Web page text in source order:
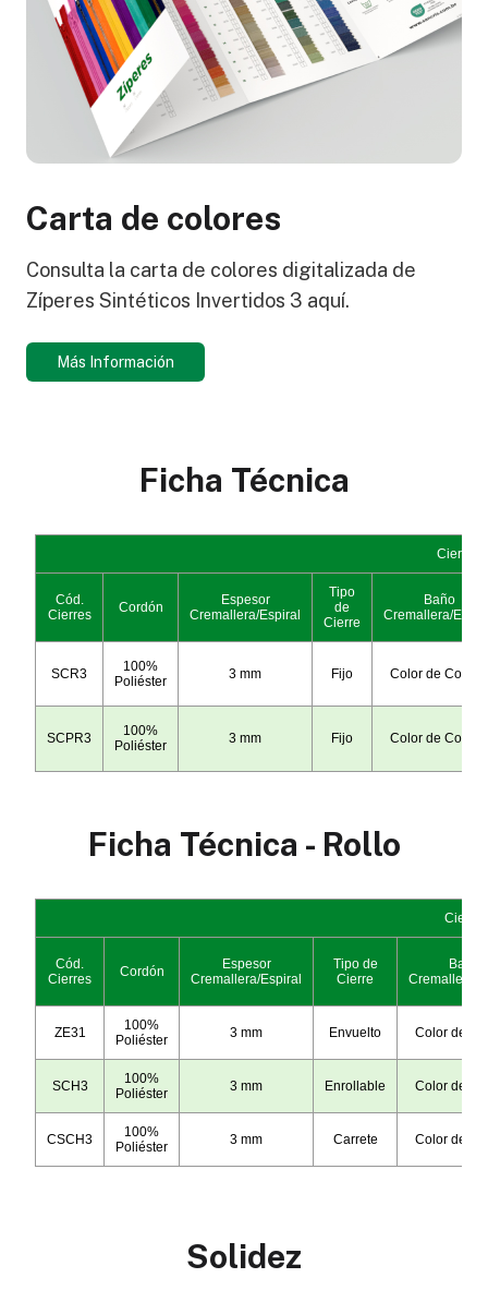
Carta de colores
Consulta la carta de colores digitalizada de
Zíperes Sintéticos Invertidos 3 aquí.
Más Información
Ficha Técnica
Ficha Técnica - Rollo
Solidez